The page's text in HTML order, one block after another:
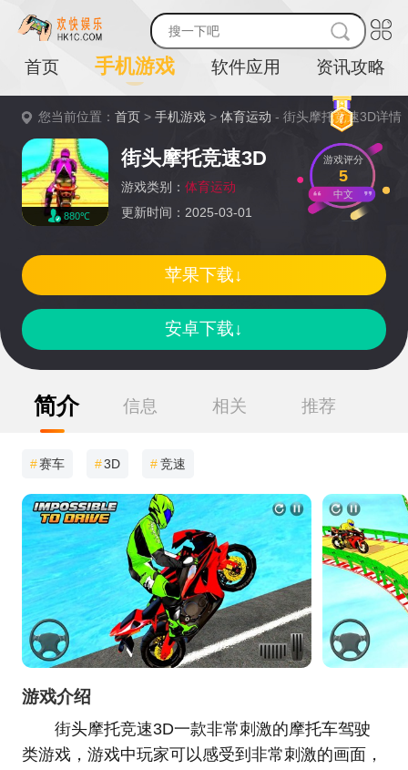
首页 手机游戏 软件应用 资讯攻略
您当前位置：首页 >手机游戏 >体育运动 - 街头摩托竞速3D详情
880℃
街头摩托竞速3D
游戏类别： 体育运动
更新时间：2025-03-01
游戏评分
5
中文
安卓下载↓
苹果下载↓
简介 信息 相关 推荐
#赛车 #3D #竞速
游戏介绍
街头摩托竞速3D一款非常刺激的摩托车驾驶
类游戏，游戏中玩家可以感受到非常刺激的画面，